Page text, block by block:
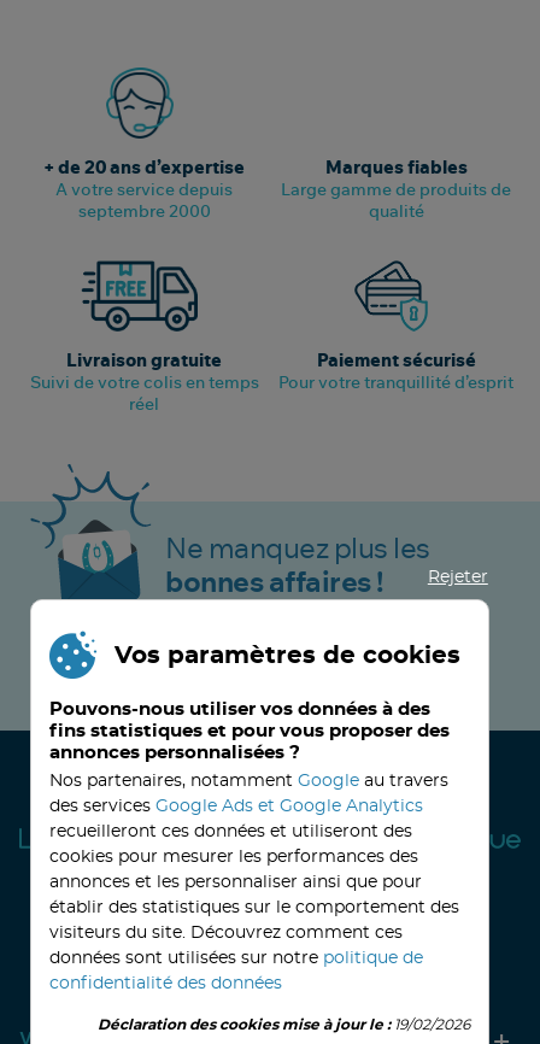
+ de 20 ans d’expertise
A votre service depuis
septembre 2000
Marques fiables
Large gamme de produits de
qualité
Livraison gratuite
Suivi de votre colis en temps
réel
Paiement sécurisé
Pour votre tranquillité d’esprit
Ne manquez plus les
bonnes affaires !
JE M’INSCRIS MAINTENANT !
32, avenue Haussmann33390 BLAYE
Lundi14h-18hMardi à vendredi8h30-12h00 - 14h-18h
Le Samedi9h30 - 12h30
Votre compte
Rejeter
Vos paramètres de cookies
Pouvons-nous utiliser vos données à des
fins statistiques et pour vous proposer des
annonces personnalisées ?
Nos partenaires, notamment Google au travers
des services Google Ads et Google Analytics
recueilleront ces données et utiliseront des
cookies pour mesurer les performances des
annonces et les personnaliser ainsi que pour
établir des statistiques sur le comportement des
visiteurs du site. Découvrez comment ces
données sont utilisées sur notre politique de
confidentialité des données
Déclaration des cookies mise à jour le :19/02/2026